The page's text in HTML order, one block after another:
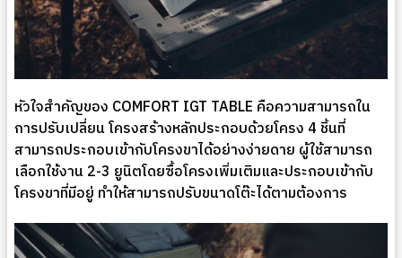
หัวใจสำคัญของ COMFORT IGT TABLE คือความสามารถใน
การปรับเปลี่ยน โครงสร้างหลักประกอบด้วยโครง 4 ชิ้นที่
สามารถประกอบเข้ากับโครงขาได้อย่างง่ายดาย ผู้ใช้สามารถ
เลือกใช้งาน 2-3 ยูนิตโดยซื้อโครงเพิ่มเติมและประกอบเข้ากับ
โครงขาที่มีอยู่ ทำให้สามารถปรับขนาดโต๊ะได้ตามต้องการ